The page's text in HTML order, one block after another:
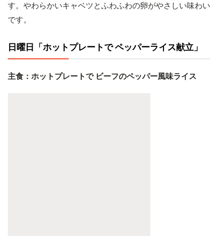
す。やわらかいキャベツとふわふわの卵がやさしい味わい
です。
日曜日「ホットプレートで ペッパーライス献立」
主食：ホットプレートで ビーフのペッパー風味ライス